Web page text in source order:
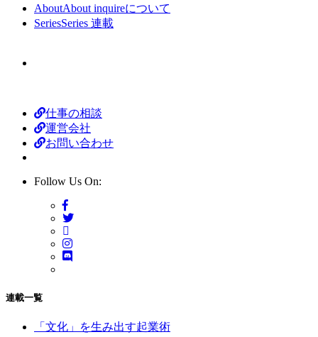
AboutAbout inquireについて
SeriesSeries 連載
仕事の相談
運営会社
お問い合わせ
Follow Us On:
連載一覧
「文化」を生み出す起業術